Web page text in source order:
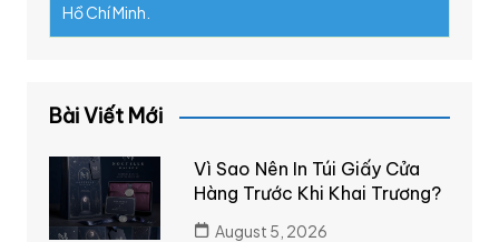
Hồ Chí Minh.
Bài Viết Mới
Vì Sao Nên In Túi Giấy Cửa
Hàng Trước Khi Khai Trương?
August 5, 2026